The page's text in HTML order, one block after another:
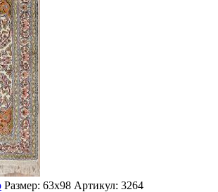
Размер: 63х98 Артикул: 3264